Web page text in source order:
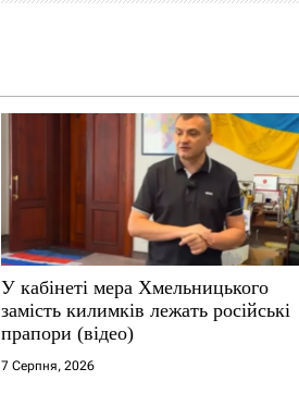
У кабінеті мера Хмельницького
замість килимків лежать російські
прапори (відео)
7 Серпня, 2026